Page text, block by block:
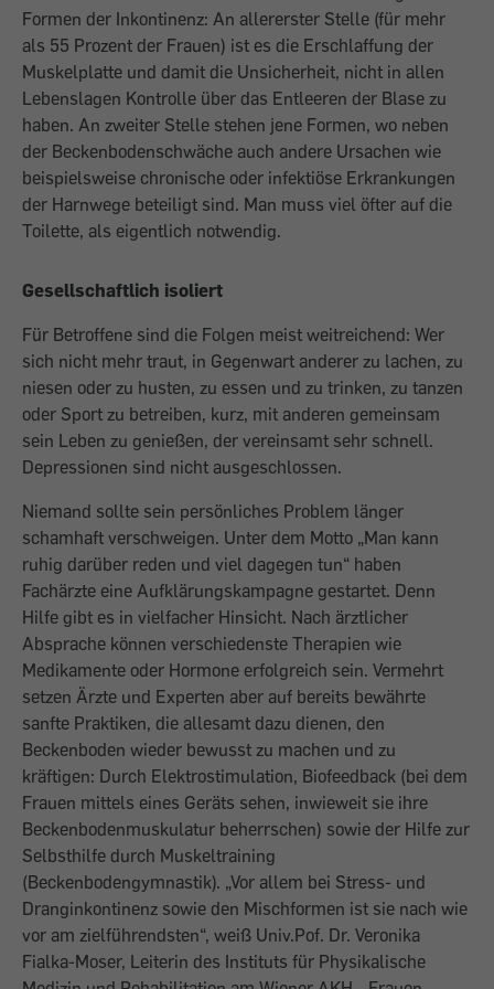
Formen der Inkontinenz: An allererster Stelle (für mehr
als 55 Prozent der Frauen) ist es die Erschlaffung der
Muskelplatte und damit die Unsicherheit, nicht in allen
Lebenslagen Kontrolle über das Entleeren der Blase zu
haben. An zweiter Stelle stehen jene Formen, wo neben
der Beckenbodenschwäche auch andere Ursachen wie
beispielsweise chronische oder infektiöse Erkrankungen
der Harnwege beteiligt sind. Man muss viel öfter auf die
Toilette, als eigentlich notwendig.
Gesellschaftlich isoliert
Für Betroffene sind die Folgen meist weitreichend: Wer
sich nicht mehr traut, in Gegenwart anderer zu lachen, zu
niesen oder zu husten, zu essen und zu trinken, zu tanzen
oder Sport zu betreiben, kurz, mit anderen gemeinsam
sein Leben zu genießen, der vereinsamt sehr schnell.
Depressionen sind nicht ausgeschlossen.
Niemand sollte sein persönliches Problem länger
schamhaft verschweigen. Unter dem Motto „Man kann
ruhig darüber reden und viel dagegen tun“ haben
Fachärzte eine Aufklärungskampagne gestartet. Denn
Hilfe gibt es in vielfacher Hinsicht. Nach ärztlicher
Absprache können verschiedenste Therapien wie
Medikamente oder Hormone erfolgreich sein. Vermehrt
setzen Ärzte und Experten aber auf bereits bewährte
sanfte Praktiken, die allesamt dazu dienen, den
Beckenboden wieder bewusst zu machen und zu
kräftigen: Durch Elektrostimulation, Biofeedback (bei dem
Frauen mittels eines Geräts sehen, inwieweit sie ihre
Beckenbodenmuskulatur beherrschen) sowie der Hilfe zur
Selbsthilfe durch Muskeltraining
(Beckenbodengymnastik). „Vor allem bei Stress- und
Dranginkontinenz sowie den Mischformen ist sie nach wie
vor am zielführendsten“, weiß Univ.Pof. Dr. Veronika
Fialka-Moser, Leiterin des Instituts für Physikalische